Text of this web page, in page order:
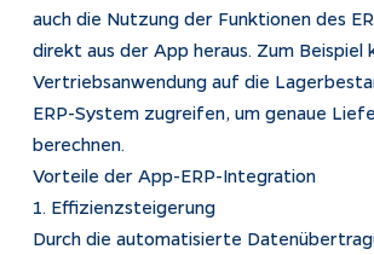
auch die Nutzung der Funktionen des
direkt aus der App heraus. Zum Beispiel
Vertriebsanwendung auf die
ERP-System zugreifen, um genaue
berechnen.
Vorteile der App-ERP-Integration
1. Effizienzsteigerung
Durch die automatisierte